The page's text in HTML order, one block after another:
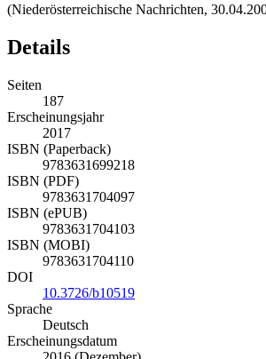
(Niederösterreichische Nachrichten,
Details
Seiten
187
Erscheinungsjahr
2017
ISBN (Paperback)
9783631699218
ISBN (PDF)
9783631704097
ISBN (ePUB)
9783631704103
ISBN (MOBI)
9783631704110
DOI
10.3726/b10519
Sprache
Deutsch
Erscheinungsdatum